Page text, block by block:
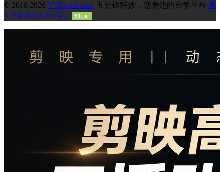
© 2018-2026 VFXcool.com 五分钱特效，您身边的自学平台 冀
ICP备18026256号-1
51La